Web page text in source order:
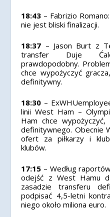
18:43 – Fabrizio
nie jest bliski finalizacji.
18:37 – Jason Burt z
transfer Duje
prawdopodobny.
chce wypożyczyć
definitywny.
18:30 –
linii West Ham –
Ham chce
definitywnego. Obecnie
ofert za piłkarzy i
klubów.
17:15 – Według
odejść z West Hamu
zasadzie transferu
podpisać 4,5-letni
niego około miliona euro.